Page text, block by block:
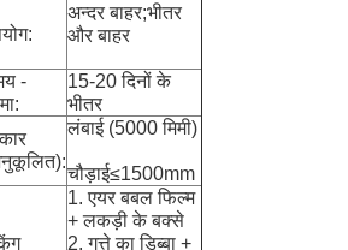
अन्दर बाहर;भीतर
और बाहर
-
15-20 दिनों के
भीतर
लंबाई (5000 मिमी)
चौड़ाई≤1500mm
1. एयर बबल फिल्म
+ लकड़ी के बक्से
2. गत्ते का डिब्बा +